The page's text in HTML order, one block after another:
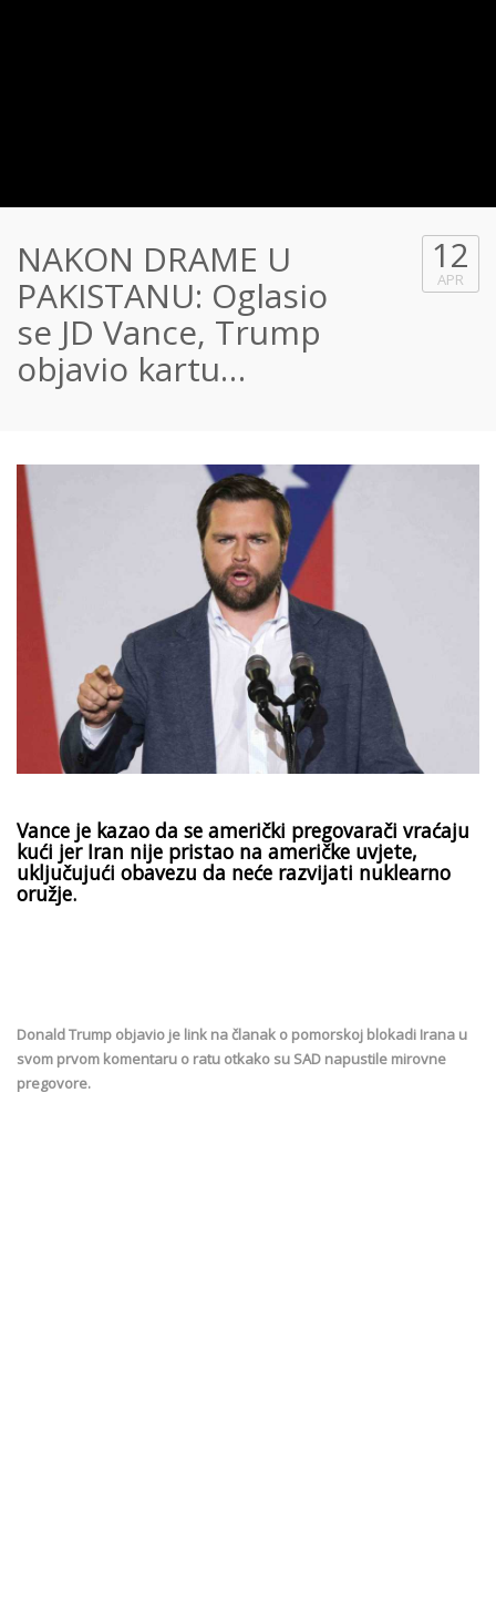
NAKON DRAME U
PAKISTANU: Oglasio
se JD Vance, Trump
objavio kartu…
12
APR
Vance je kazao da se američki pregovarači vraćaju
kući jer Iran nije pristao na američke uvjete,
uključujući obavezu da neće razvijati nuklearno
oružje.
Donald Trump objavio je link na članak o pomorskoj blokadi Irana u
svom prvom komentaru o ratu otkako su SAD napustile mirovne
pregovore.